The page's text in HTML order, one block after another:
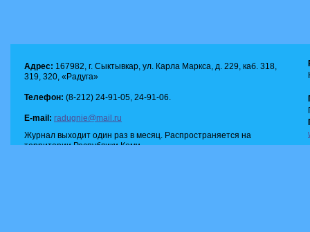
Адрес: 167982, г. Сыктывкар, ул. Карла Маркса, д. 229, каб. 318,
319, 320, «Радуга»
Телефон: (8-212) 24-91-05, 24-91-06.
E-mail: radugnie@mail.ru
Журнал выходит один раз в месяц. Распространяется на
территории Республики Коми.